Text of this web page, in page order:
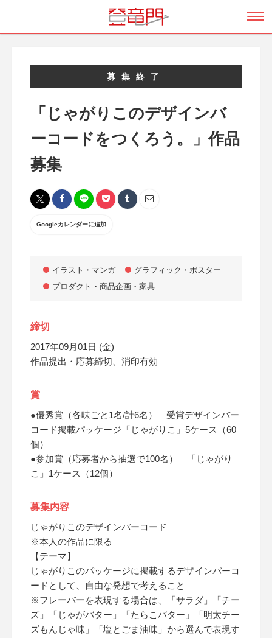
募集終了
「じゃがりこのデザインバ
ーコードをつくろう。」作品
募集
Googleカレンダーに追加
イラスト・マンガ
グラフィック・ポスター
プロダクト・商品企画・家具
締切
2017年09月01日 (金)
作品提出・応募締切、消印有効
賞
●優秀賞（各味ごと1名/計6名） 受賞デザインバー
コード掲載パッケージ「じゃがりこ」5ケース（60
個）
●参加賞（応募者から抽選で100名） 「じゃがり
こ」1ケース（12個）
募集内容
じゃがりこのデザインバーコード
※本人の作品に限る
【テーマ】
じゃがりこのパッケージに掲載するデザインバーコ
ードとして、自由な発想で考えること
※フレーバーを表現する場合は、「サラダ」「チー
ズ」「じゃがバター」「たらこバター」「明太チー
ズもんじゃ味」「塩とごま油味」から選んで表現す